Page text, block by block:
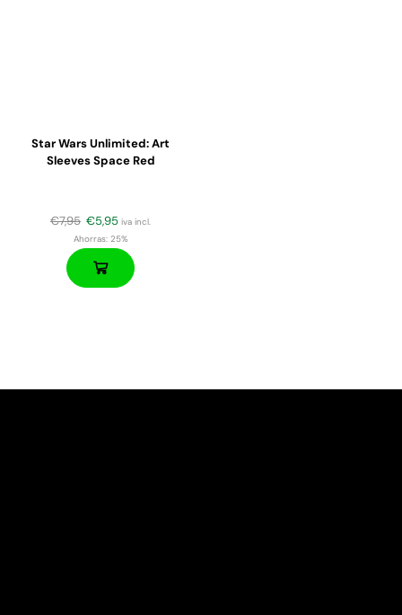
Star Wars Unlimited: Art
Sleeves Space Red
€7,95 €5,95 iva incl.
Ahorras:25%